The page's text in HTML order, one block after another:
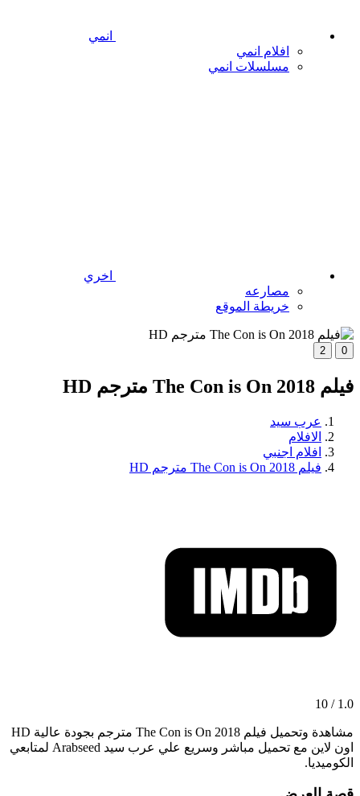
انمي
افلام انمي
مسلسلات انمي
اخري
مصارعه
خريطة الموقع
0
2
فيلم The Con is On 2018 مترجم HD
عرب سيد
الافلام
افلام اجنبي
فيلم The Con is On 2018 مترجم HD
1.0 / 10
مشاهدة وتحميل فيلم The Con is On 2018 مترجم بجودة عالية HD
اون لاين مع تحميل مباشر وسريع علي عرب سيد Arabseed لمتابعي
الكوميديا.